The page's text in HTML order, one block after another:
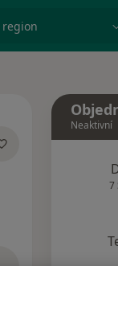
region
Neaktivní
7